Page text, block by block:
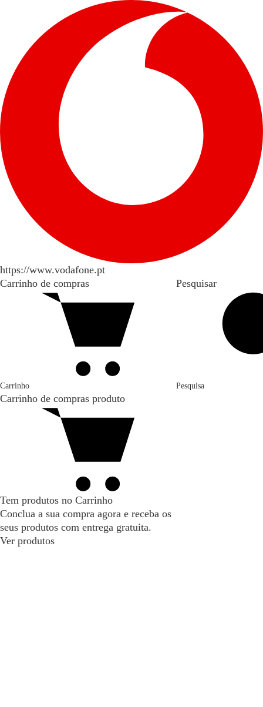
https://www.vodafone.pt
Carrinho de compras
Carrinho
Carrinho de compras produto
Tem produtos no Carrinho
Conclua a sua compra agora e receba os
seus produtos com entrega gratuita.
Ver produtos
Pesquisar
Pesquisa